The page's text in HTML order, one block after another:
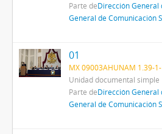
Parte deDirección
General de Comunicación
01
MX 09003AHUNAM 1.39-
Unidad documental simple
Parte deDirección
General de Comunicación